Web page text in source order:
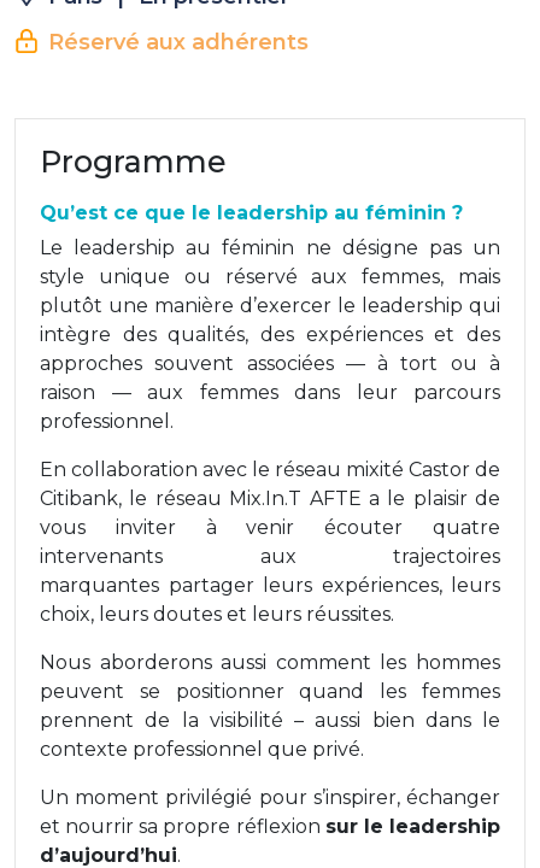
Réservé aux adhérents
Programme
Qu’est ce que le leadership au féminin ?
Le leadership au féminin ne désigne pas un
style unique ou réservé aux femmes, mais
plutôt une manière d’exercer le leadership qui
intègre des qualités, des expériences et des
approches souvent associées — à tort ou à
raison — aux femmes dans leur parcours
professionnel.
En collaboration avec le réseau mixité Castor de
Citibank, le réseau Mix.In.T AFTE a le plaisir de
vous inviter à venir écouter quatre
intervenants aux trajectoires
marquantes partager leurs expériences, leurs
choix, leurs doutes et leurs réussites.
Nous aborderons aussi comment les hommes
peuvent se positionner quand les femmes
prennent de la visibilité – aussi bien dans le
contexte professionnel que privé.
Un moment privilégié pour s’inspirer, échanger
et nourrir sa propre réflexion sur le leadership
d’aujourd’hui.